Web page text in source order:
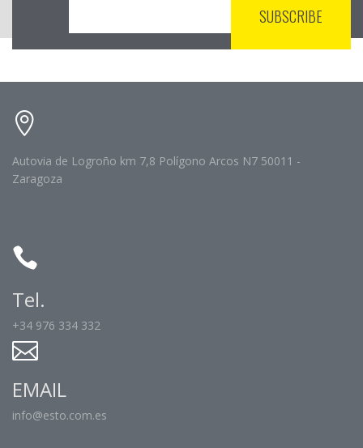
Autovia de Logroño km 7,8 Polígono Arcos N7 50011 -
Zaragoza
Tel.
+34 976 334 332
EMAIL
info@esto.com.es